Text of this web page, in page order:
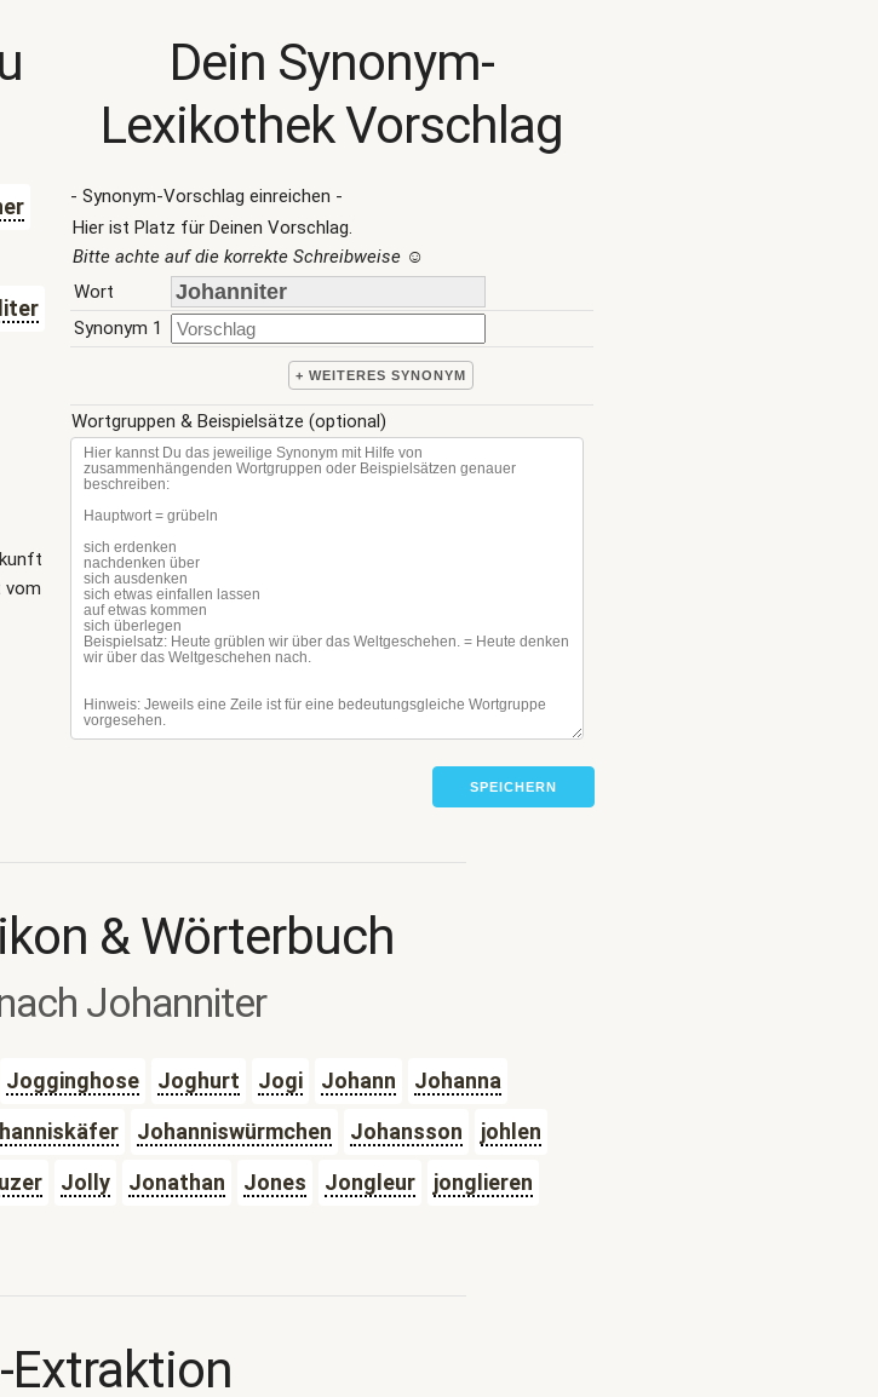
vom
Dein Synonym-
Lexikothek Vorschlag
- Synonym-Vorschlag einreichen -
Hier ist Platz für Deinen Vorschlag.
Bitte achte auf die korrekte Schreibweise☺
Wort
Synonym 1
+ WEITERES SYNONYM
Wortgruppen & Beispielsätze (optional)
SPEICHERN
& Wörterbuch
Johanniter
Jogginghose Joghurt Jogi Johann
Johanna
Johanniswürmchen Johansson
johlen
Jolly Jonathan Jones Jongleur
jonglieren
Extraktion